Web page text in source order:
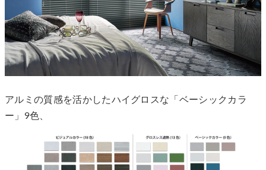
アルミの質感を活かしたハイグロスな「ベーシックカラ
ー」9色、